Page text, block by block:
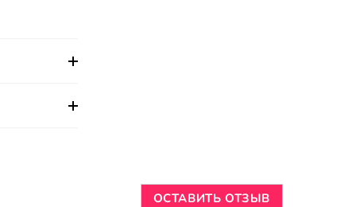
ОСТАВИТЬ ОТЗЫВ